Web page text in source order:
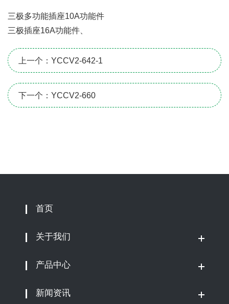
三极多功能插座10A功能件
三极插座16A功能件、
上一个：YCCV2-642-1
下一个：YCCV2-660
首页
关于我们
产品中心
新闻资讯